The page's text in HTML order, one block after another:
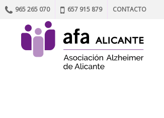
965 265 070 657 915 879 CONTACTO